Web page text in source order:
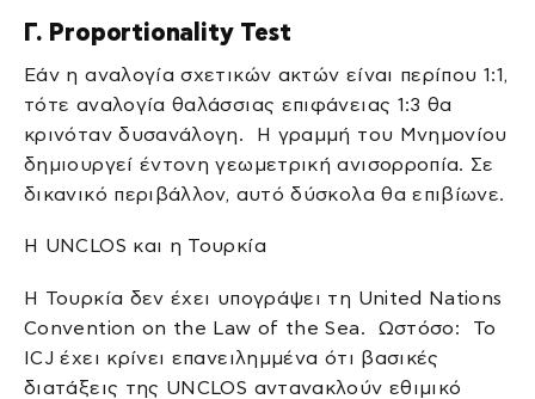
Γ. Proportionality Test
Εάν η αναλογία σχετικών ακτών είναι περίπου 1:1,
τότε αναλογία θαλάσσιας επιφάνειας 1:3 θα
κρινόταν δυσανάλογη. Η γραμμή του Μνημονίου
δημιουργεί έντονη γεωμετρική ανισορροπία. Σε
δικανικό περιβάλλον, αυτό δύσκολα θα επιβίωνε.
Η UNCLOS και η Τουρκία
Η Τουρκία δεν έχει υπογράψει τη United Nations
Convention on the Law of the Sea. Ωστόσο: Το
ICJ έχει κρίνει επανειλημμένα ότι βασικές
διατάξεις της UNCLOS αντανακλούν εθιμικό